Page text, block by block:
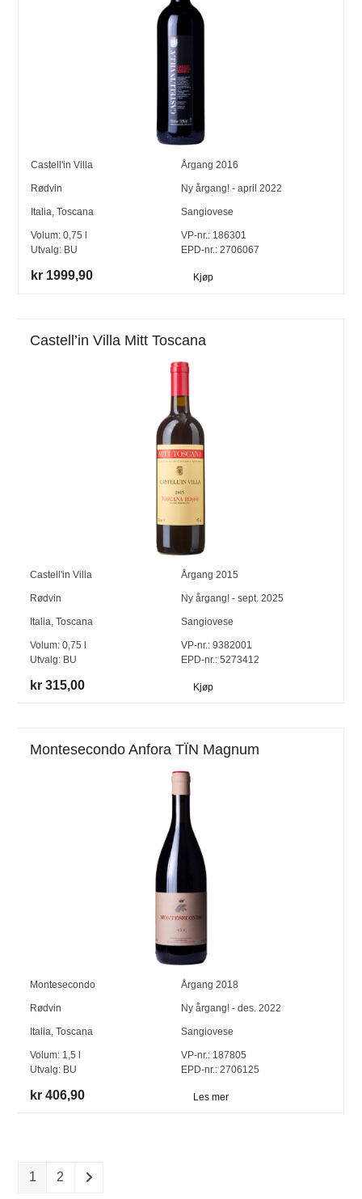
Castell'in Villa Årgang 2016
Rødvin Ny årgang! - april 2022
Italia ,Toscana Sangiovese
Volum:0,75 l
Utvalg: BU
VP-nr.: 186301
EPD-nr.: 2706067
kr 1999,90 Kjøp
Castell’in Villa Mitt Toscana
Castell'in Villa Årgang 2015
Rødvin Ny årgang! - sept. 2025
Italia ,Toscana Sangiovese
Volum:0,75 l
Utvalg: BU
VP-nr.:9382001
EPD-nr.: 5273412
kr 315,00 Kjøp
Montesecondo Anfora TÏN Magnum
Montesecondo Årgang 2018
Rødvin Ny årgang! - des. 2022
Italia ,Toscana Sangiovese
Volum: 1,5 l
Utvalg: BU
VP-nr.:187805
EPD-nr.: 2706125
kr 406,90 Les mer
1 2